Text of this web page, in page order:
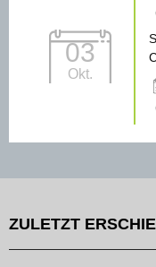
03
Okt.
ZULETZT